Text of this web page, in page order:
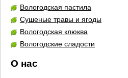
Вологодская пастила
Сушеные травы и ягоды
Вологодская клюква
Вологодские сладости
О нас